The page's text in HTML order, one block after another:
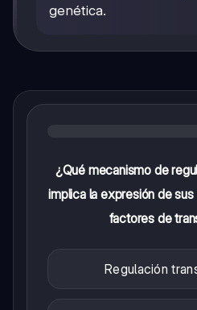
genética.
¿Qué mecanismo de
implica la expresión de
factores de
Regulación